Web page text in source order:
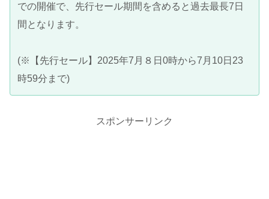
での開催で、先行セール期間を含めると過去最長7日
間となります。
(※【先行セール】2025年7月８日0時から7月10日23
時59分まで)
スポンサーリンク